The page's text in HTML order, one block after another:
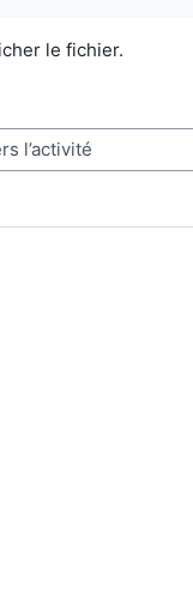
le fichier.
l’activité